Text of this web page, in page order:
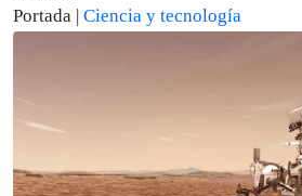
Portada | Ciencia y tecnología